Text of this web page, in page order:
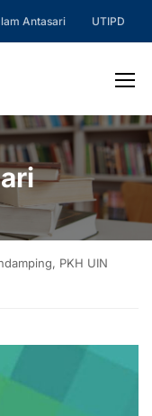
Antasari UTIPD
PKH UIN